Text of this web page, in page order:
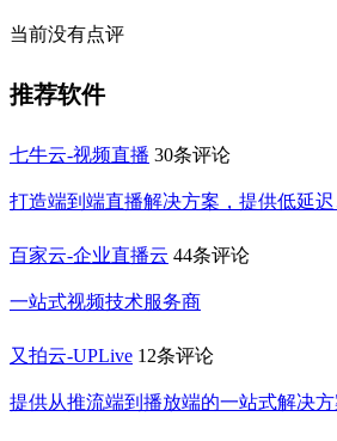
当前没有点评
推荐软件
七牛云-视频直播 30条评论
打造端到端直播解决方案，提供低延
百家云-企业直播云 44条评论
一站式视频技术服务商
又拍云-UPLive 12条评论
提供从推流端到播放端的一站式解决